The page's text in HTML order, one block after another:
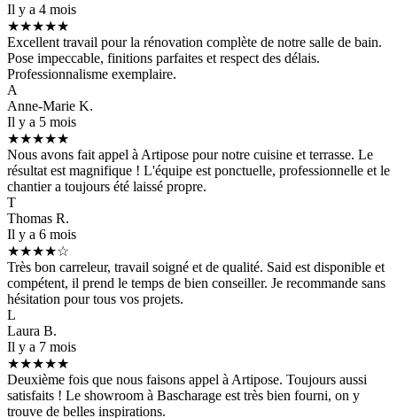
Il y a 4 mois
★★★★★
Excellent travail pour la rénovation complète de notre salle de bain.
Pose impeccable, finitions parfaites et respect des délais.
Professionnalisme exemplaire.
A
Anne-Marie K.
Il y a 5 mois
★★★★★
Nous avons fait appel à Artipose pour notre cuisine et terrasse. Le
résultat est magnifique ! L'équipe est ponctuelle, professionnelle et le
chantier a toujours été laissé propre.
T
Thomas R.
Il y a 6 mois
★★★★☆
Très bon carreleur, travail soigné et de qualité. Said est disponible et
compétent, il prend le temps de bien conseiller. Je recommande sans
hésitation pour tous vos projets.
L
Laura B.
Il y a 7 mois
★★★★★
Deuxième fois que nous faisons appel à Artipose. Toujours aussi
satisfaits ! Le showroom à Bascharage est très bien fourni, on y
trouve de belles inspirations.